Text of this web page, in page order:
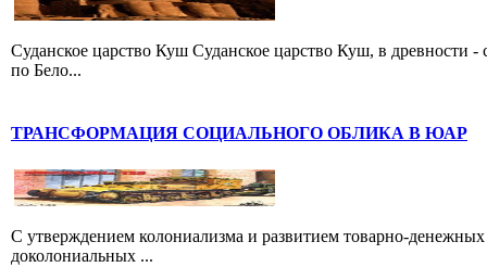
Суданское царство Куш Суданское царство Куш, в
по Бело...
ТРАНСФОРМАЦИЯ СОЦИАЛЬНОГО ОБЛИКА В ЮАР
С утверждением колониализма и развитием товарно-
доколониальных ...